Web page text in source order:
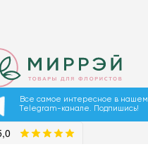
Все самое интересное в нашем
Telegram-канале. Подпишись!